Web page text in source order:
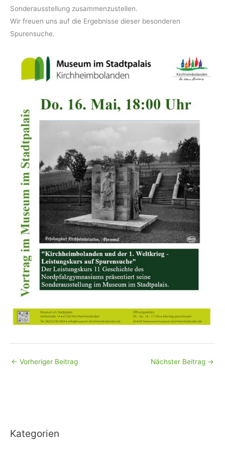
Sonderausstellung zusammenzustellen.
Wir freuen uns auf die Ergebnisse dieser besonderen
Spurensuche.
← Vorheriger Beitrag Nächster Beitrag →
Kategorien